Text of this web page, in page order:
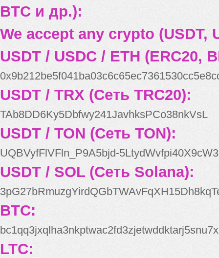
BTC и др.):
We accept any crypto (USDT,
USDT / USDC / ETH (ERC20,
USDT / TRX (Сеть TRC20):
TAb8DD6Ky5Dbfwy241JavhksPCo38nkVsL
USDT / TON (Сеть TON):
UQBVyfFlVFln_P9A5bjd-
USDT / SOL (Сеть Solana):
BTC:
bc1qq3jxqlha3nkptwac2fd3zjetwddktarj5snu7x
LTC: